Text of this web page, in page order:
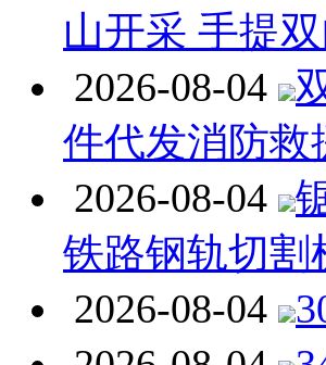
山开采 手提
2026-08-04
件代发消防救
2026-08-04
铁路钢轨切割
2026-08-04